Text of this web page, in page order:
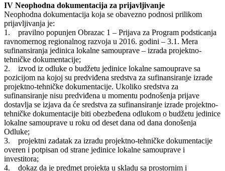
IV Neophodna dokumentacija za prijavljivanje
Neophodna dokumentacija koja se obavezno podnosi prilikom
prijavljivanja je:
1. pravilno popunjen Obrazac 1 – Prijava za Program podsticanja
ravnomernog regionalnog razvoja u 2016. godini – 3.1. Mera
sufinansiranja jedinica lokalne samouprave – izrada projektno-
tehničke dokumentacije;
2. izvod iz odluke o budžetu jedinice lokalne samouprave sa
pozicijom na kojoj su predviđena sredstva za sufinansiranje izrade
projektno-tehničke dokumentacije. Ukoliko sredstva za
sufinansiranje nisu predviđena u momentu podnošenja prijave
dostavlja se izjava da će sredstva za sufinansiranje izrade projektno-
tehničke dokumentacije biti obezbeđena odlukom o budžetu jedinice
lokalne samouprave u roku od deset dana od dana donošenja
Odluke;
3. projektni zadatak za izradu projektno-tehničke dokumentacije
overen i potpisan od strane jedinice lokalne samouprave i
investitora;
4. dokaz da je predmet projekta u skladu sa prostornim i